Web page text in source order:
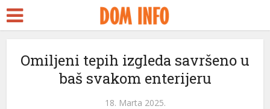
Omiljeni tepih izgleda savršeno u
baš svakom enterijeru
18. Marta 2025.